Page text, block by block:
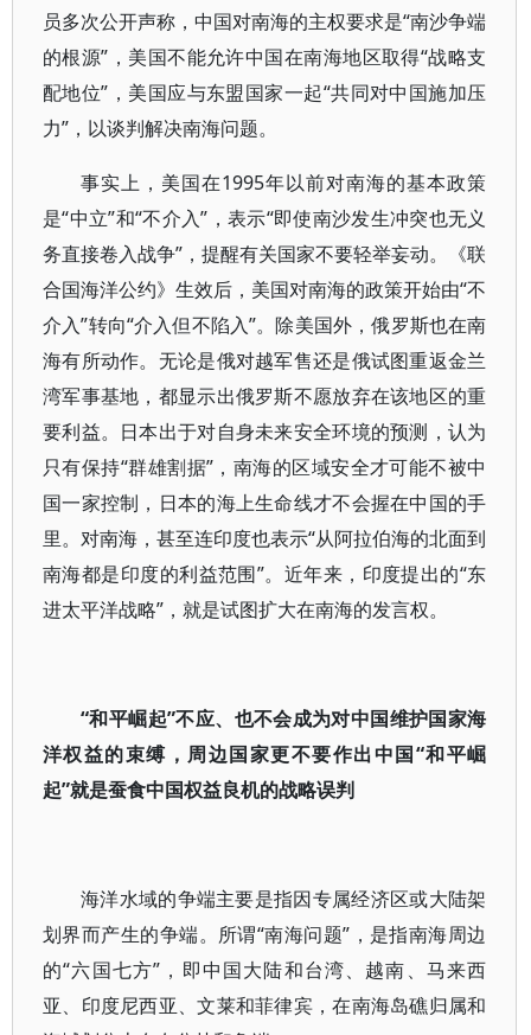
员多次公开声称，中国对南海的主权要求是“南沙争端
的根源”，美国不能允许中国在南海地区取得“战略支
配地位”，美国应与东盟国家一起“共同对中国施加压
力”，以谈判解决南海问题。
事实上，美国在1995年以前对南海的基本政策
是“中立”和“不介入”，表示“即使南沙发生冲突也无义
务直接卷入战争”，提醒有关国家不要轻举妄动。《联
合国海洋公约》生效后，美国对南海的政策开始由“不
介入”转向“介入但不陷入”。除美国外，俄罗斯也在南
海有所动作。无论是俄对越军售还是俄试图重返金兰
湾军事基地，都显示出俄罗斯不愿放弃在该地区的重
要利益。日本出于对自身未来安全环境的预测，认为
只有保持“群雄割据”，南海的区域安全才可能不被中
国一家控制，日本的海上生命线才不会握在中国的手
里。对南海，甚至连印度也表示“从阿拉伯海的北面到
南海都是印度的利益范围”。近年来，印度提出的“东
进太平洋战略”，就是试图扩大在南海的发言权。
“和平崛起”不应、也不会成为对中国维护国家海
洋权益的束缚，周边国家更不要作出中国“和平崛
起”就是蚕食中国权益良机的战略误判
海洋水域的争端主要是指因专属经济区或大陆架
划界而产生的争端。所谓“南海问题”，是指南海周边
的“六国七方”，即中国大陆和台湾、越南、马来西
亚、印度尼西亚、文莱和菲律宾，在南海岛礁归属和